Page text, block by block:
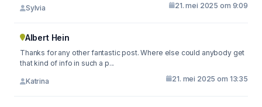
Sylvia 21. mei 2025 om 9:09
Albert Hein
Thanks for any other fantastic post. Where else could anybody get
that kind of info in such a p...
Katrina 21. mei 2025 om 13:35